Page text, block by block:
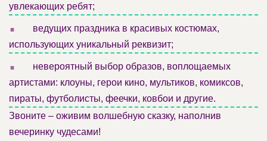
увлекающих ребят;
.
ведущих праздника в красивых костюмах,
использующих уникальный реквизит;
.
невероятный выбор образов, воплощаемых
артистами: клоуны, герои кино, мультиков, комиксов,
пираты, футболисты, феечки, ковбои и другие.
Звоните – оживим волшебную сказку, наполнив
вечеринку чудесами!